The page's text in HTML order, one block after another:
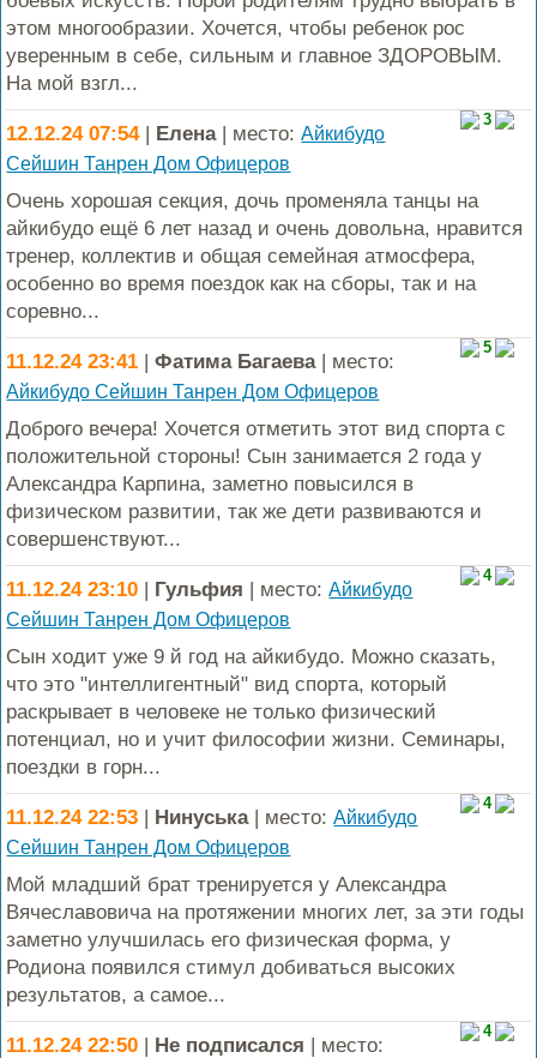
этом многообразии. Хочется, чтобы ребенок рос
уверенным в себе, сильным и главное ЗДОРОВЫМ.
На мой взгл...
3
12.12.24 07:54| Елена| место:Айкибудо
Сейшин Танрен Дом Офицеров
Очень хорошая секция, дочь променяла танцы на
айкибудо ещё 6 лет назад и очень довольна, нравится
тренер, коллектив и общая семейная атмосфера,
особенно во время поездок как на сборы, так и на
соревно...
5
11.12.24 23:41 |Фатима Багаева| место:
Айкибудо Сейшин Танрен Дом Офицеров
Доброго вечера! Хочется отметить этот вид спорта с
положительной стороны! Сын занимается 2 года у
Александра Карпина, заметно повысился в
физическом развитии, так же дети развиваются и
совершенствуют...
4
11.12.24 23:10 | Гульфия | место:Айкибудо
Сейшин Танрен Дом Офицеров
Сын ходит уже 9 й год на айкибудо. Можно сказать,
что это "интеллигентный" вид спорта, который
раскрывает в человеке не только физический
потенциал, но и учит философии жизни. Семинары,
поездки в горн...
4
11.12.24 22:53 | Нинуська | место:Айкибудо
Сейшин Танрен Дом Офицеров
Мой младший брат тренируется у Александра
Вячеславовича на протяжении многих лет, за эти годы
заметно улучшилась его физическая форма, у
Родиона появился стимул добиваться высоких
результатов, а самое...
4
11.12.24 22:50 | Не подписался | место: